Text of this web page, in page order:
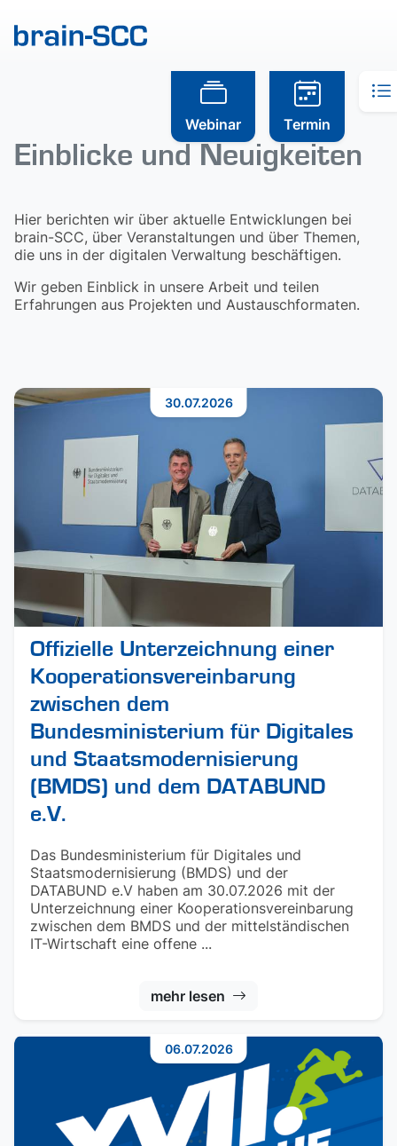
Webinar Termin
Einblicke und Neuigkeiten
Hier berichten wir über aktuelle Entwicklungen bei
brain-SCC, über Veranstaltungen und über Themen,
die uns in der digitalen Verwaltung beschäftigen.
Wir geben Einblick in unsere Arbeit und teilen
Erfahrungen aus Projekten und Austauschformaten.
Offizielle Unterzeichnung einer
Kooperationsvereinbarung
zwischen dem
Bundesministerium für Digitales
und Staatsmodernisierung
(BMDS) und dem DATABUND
e.V.
Das Bundesministerium für Digitales und
Staatsmodernisierung (BMDS) und der
DATABUND e.V haben am 30.07.2026 mit der
Unterzeichnung einer Kooperationsvereinbarung
zwischen dem BMDS und der mittelständischen
IT-Wirtschaft eine offene ...
mehr lesen
30.07.2026
06.07.2026